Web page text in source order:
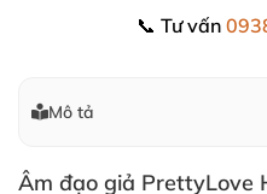
📞 Tư vấn
Mô tả
Âm đạo giả PrettyLove